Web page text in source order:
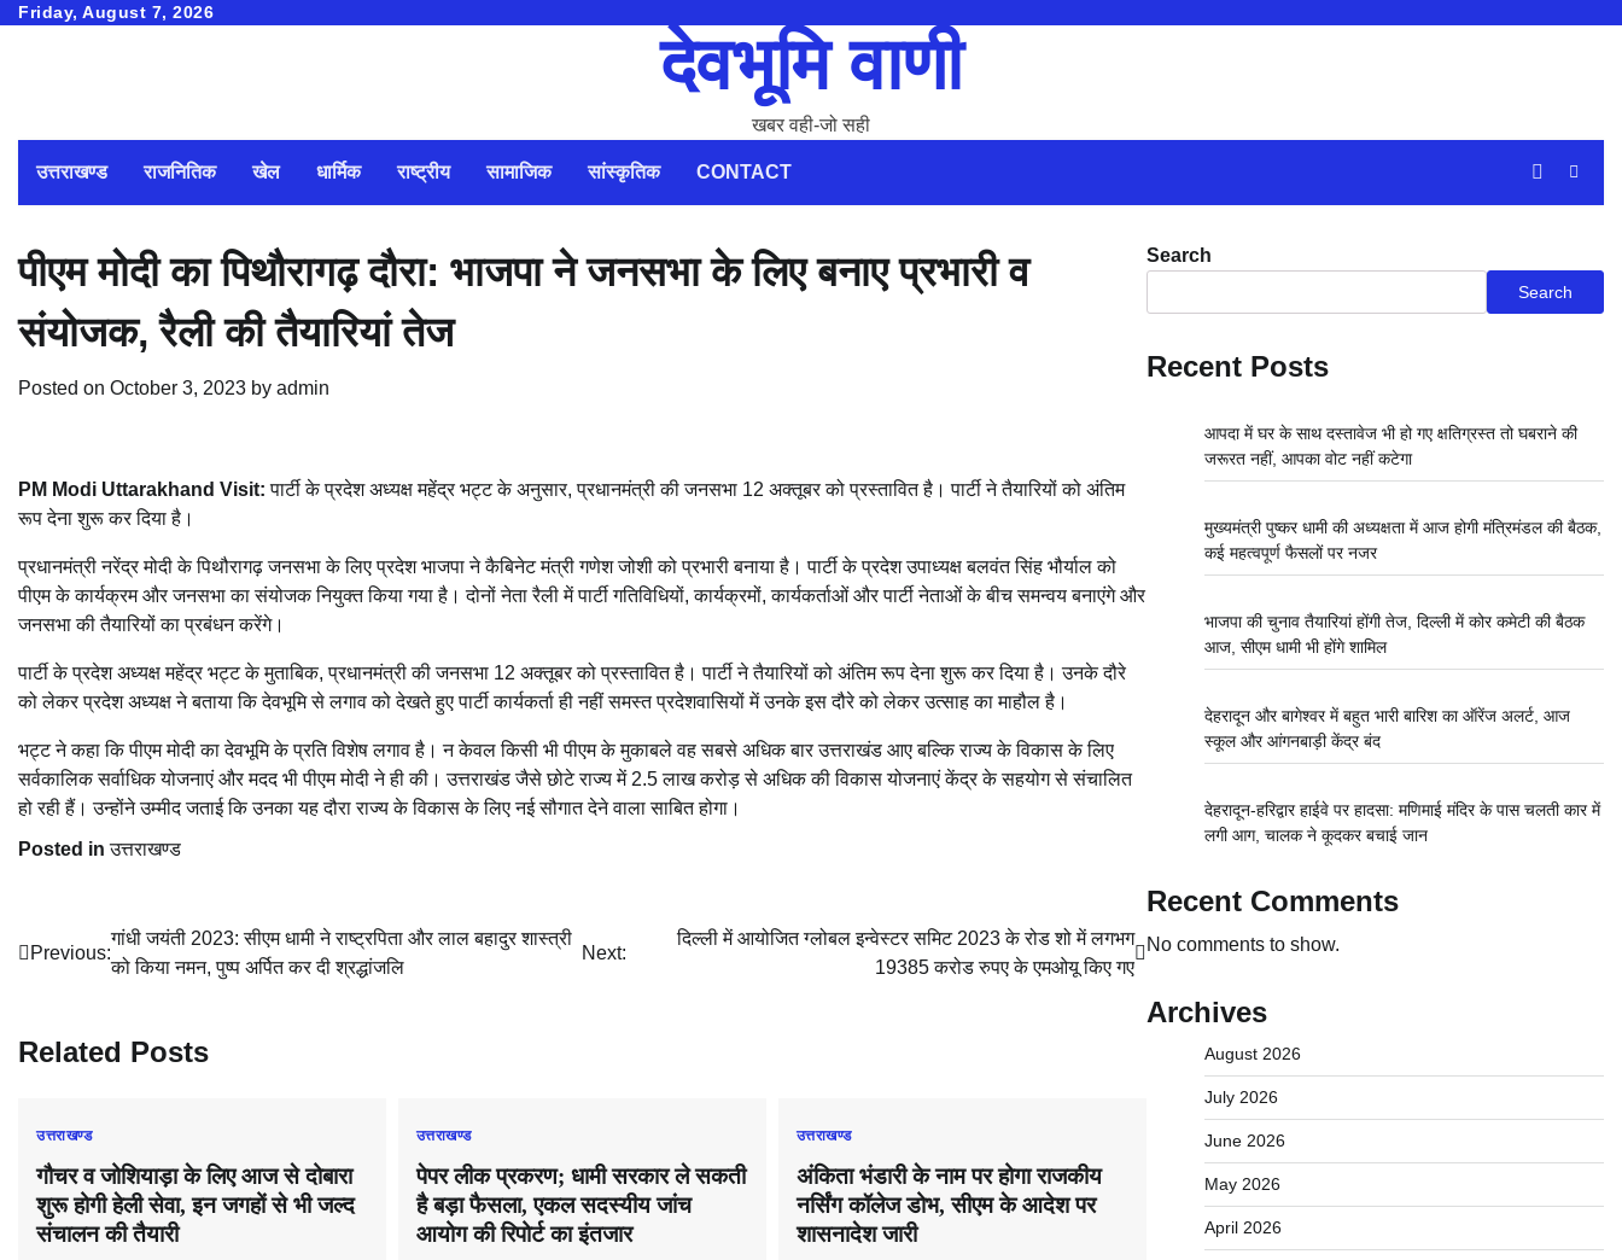
SkipFriday, August 7, 2026
देवभूमि वाणी
खबर वही-जो सही
उत्तराखण्ड राजनितिक खेल धार्मिक राष्ट्रीय सामाजिक सांस्कृतिक CONTACT
पीएम मोदी का पिथौरागढ़ दौरा: भाजपा ने जनसभा के लिए बनाए प्रभारी व
संयोजक, रैली की तैयारियां तेज
Posted on October 3, 2023 by admin
PM Modi Uttarakhand Visit:पार्टी के प्रदेश अध्यक्ष महेंद्र भट्ट के अनुसार, प्रधानमंत्री की जनसभा 12 अक्तूबर को प्रस्तावित है। पार्टी ने तैयारियों को अंतिम
रूप देना शुरू कर दिया है।
प्रधानमंत्री नरेंद्र मोदी के पिथौरागढ़ जनसभा के लिए प्रदेश भाजपा ने कैबिनेट मंत्री गणेश जोशी को प्रभारी बनाया है। पार्टी के प्रदेश उपाध्यक्ष बलवंत सिंह भौर्याल को
पीएम के कार्यक्रम और जनसभा का संयोजक नियुक्त किया गया है। दोनों नेता रैली में पार्टी गतिविधियों, कार्यक्रमों, कार्यकर्ताओं और पार्टी नेताओं के बीच समन्वय बनाएंगे और
जनसभा की तैयारियों का प्रबंधन करेंगे।
पार्टी के प्रदेश अध्यक्ष महेंद्र भट्ट के मुताबिक, प्रधानमंत्री की जनसभा 12 अक्तूबर को प्रस्तावित है। पार्टी ने तैयारियों को अंतिम रूप देना शुरू कर दिया है। उनके दौरे
को लेकर प्रदेश अध्यक्ष ने बताया कि देवभूमि से लगाव को देखते हुए पार्टी कार्यकर्ता ही नहीं समस्त प्रदेशवासियों में उनके इस दौरे को लेकर उत्साह का माहौल है।
भट्ट ने कहा कि पीएम मोदी का देवभूमि के प्रति विशेष लगाव है। न केवल किसी भी पीएम के मुकाबले वह सबसे अधिक बार उत्तराखंड आए बल्कि राज्य के विकास के लिए
सर्वकालिक सर्वाधिक योजनाएं और मदद भी पीएम मोदी ने ही की। उत्तराखंड जैसे छोटे राज्य में 2.5 लाख करोड़ से अधिक की विकास योजनाएं केंद्र के सहयोग से संचालित
हो रही हैं। उन्होंने उम्मीद जताई कि उनका यह दौरा राज्य के विकास के लिए नई सौगात देने वाला साबित होगा।
Posted inउत्तराखण्ड
Post
Previous:
गांधी जयंती 2023: सीएम धामी ने राष्ट्रपिता और लाल बहादुर शास्त्री
को किया नमन, पुष्प अर्पित कर दी श्रद्धांजलि
Next:
दिल्ली में आयोजित ग्लोबल इन्वेस्टर समिट 2023 के रोड शो में लगभग
19385 करोड रुपए के एमओयू किए गए
Related Posts
उत्तराखण्ड
गौचर व जोशियाड़ा के लिए आज से दोबारा
शुरू होगी हेली सेवा, इन जगहों से भी जल्द
संचालन की तैयारी
उत्तराखण्ड
पेपर लीक प्रकरण; धामी सरकार ले सकती
है बड़ा फैसला, एकल सदस्यीय जांच
आयोग की रिपोर्ट का इंतजार
उत्तराखण्ड
अंकिता भंडारी के नाम पर होगा राजकीय
नर्सिंग कॉलेज डोभ, सीएम के आदेश पर
शासनादेश जारी
Search
Search
Recent Posts
आपदा में घर के साथ दस्तावेज भी हो गए क्षतिग्रस्त तो घबराने की
जरूरत नहीं, आपका वोट नहीं कटेगा
मुख्यमंत्री पुष्कर धामी की अध्यक्षता में आज होगी मंत्रिमंडल की बैठक,
कई महत्वपूर्ण फैसलों पर नजर
भाजपा की चुनाव तैयारियां होंगी तेज, दिल्ली में कोर कमेटी की बैठक
आज, सीएम धामी भी होंगे शामिल
देहरादून और बागेश्वर में बहुत भारी बारिश का ऑरेंज अलर्ट, आज
स्कूल और आंगनबाड़ी केंद्र बंद
देहरादून-हरिद्वार हाईवे पर हादसा: मणिमाई मंदिर के पास चलती कार में
लगी आग, चालक ने कूदकर बचाई जान
Recent Comments
No comments to show.
Archives
August 2026
July 2026
June 2026
May 2026
April 2026